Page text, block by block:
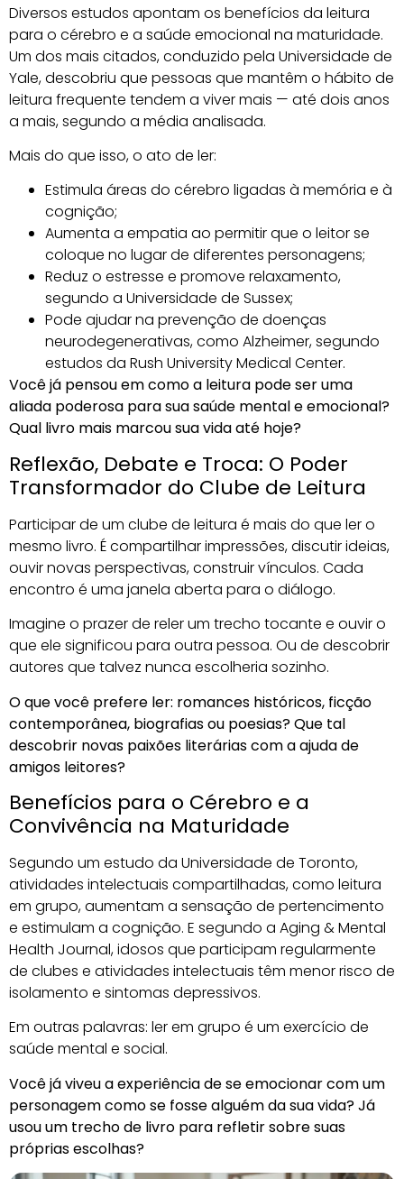
Diversos estudos apontam os benefícios da leitura
para o cérebro e a saúde emocional na maturidade.
Um dos mais citados, conduzido pela Universidade de
Yale, descobriu que pessoas que mantêm o hábito de
leitura frequente tendem a viver mais — até dois anos
a mais, segundo a média analisada.
Mais do que isso, o ato de ler:
Estimula áreas do cérebro ligadas à memória e à
cognição;
Aumenta a empatia ao permitir que o leitor se
coloque no lugar de diferentes personagens;
Reduz o estresse e promove relaxamento,
segundo a Universidade de Sussex;
Pode ajudar na prevenção de doenças
neurodegenerativas, como Alzheimer, segundo
estudos da Rush University Medical Center.
Você já pensou em como a leitura pode ser uma
aliada poderosa para sua saúde mental e emocional?
Qual livro mais marcou sua vida até hoje?
Reflexão, Debate e Troca: O Poder
Transformador do Clube de Leitura
Participar de um clube de leitura é mais do que ler o
mesmo livro. É compartilhar impressões, discutir ideias,
ouvir novas perspectivas, construir vínculos. Cada
encontro é uma janela aberta para o diálogo.
Imagine o prazer de reler um trecho tocante e ouvir o
que ele significou para outra pessoa. Ou de descobrir
autores que talvez nunca escolheria sozinho.
O que você prefere ler: romances históricos, ficção
contemporânea, biografias ou poesias? Que tal
descobrir novas paixões literárias com a ajuda de
amigos leitores?
Benefícios para o Cérebro e a
Convivência na Maturidade
Segundo um estudo da Universidade de Toronto,
atividades intelectuais compartilhadas, como leitura
em grupo, aumentam a sensação de pertencimento
e estimulam a cognição. E segundo a Aging & Mental
Health Journal, idosos que participam regularmente
de clubes e atividades intelectuais têm menor risco de
isolamento e sintomas depressivos.
Em outras palavras: ler em grupo é um exercício de
saúde mental e social.
Você já viveu a experiência de se emocionar com um
personagem como se fosse alguém da sua vida? Já
usou um trecho de livro para refletir sobre suas
próprias escolhas?